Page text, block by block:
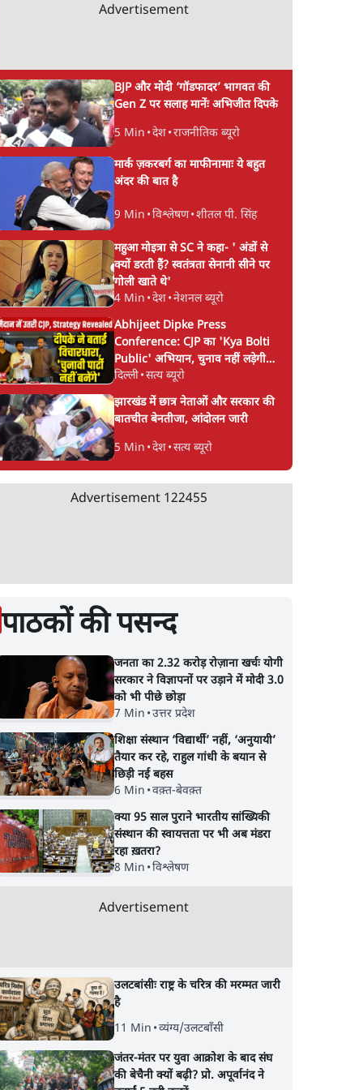
Sangh Parivar Rift!
Yogi आपस में क्यों भिड़े?
Advertisement
BJP और मोदी ‘गॉडफादर’ भागवत की
Gen Z पर सलाह मानेंः अभिजीत दिपके
5 Min •देश•राजनीतिक ब्यूरो
मार्क ज़करबर्ग का माफीनामाः ये बहुत
अंदर की बात है
9 Min •विश्लेषण•शीतल पी. सिंह
महुआ मोइत्रा से SC ने कहा- ' अंडों से
क्यों डरती हैं? स्वतंत्रता सेनानी सीने पर
गोली खाते थे'
4 Min •देश•नेशनल ब्यूरो
Abhijeet Dipke Press
Conference: CJP का 'Kya Bolti
Public' अभियान, चुनाव नहीं लड़ेगी
CJP!
दिल्ली•सत्य ब्यूरो
झारखंड में छात्र नेताओं और सरकार की
बातचीत बेनतीजा, आंदोलन जारी
5 Min •देश•सत्य ब्यूरो
Advertisement 122455
पाठकों की पसन्द
जनता का 2.32 करोड़ रोज़ाना खर्चः योगी
सरकार ने विज्ञापनों पर उड़ाने में मोदी 3.0
को भी पीछे छोड़ा
7 Min •उत्तर प्रदेश
शिक्षा संस्थान ‘विद्यार्थी’ नहीं, ‘अनुयायी’
तैयार कर रहे, राहुल गांधी के बयान से
छिड़ी नई बहस
6 Min •वक़्त-बेवक़्त
क्या 95 साल पुराने भारतीय सांख्यिकी
संस्थान की स्वायत्तता पर भी अब मंडरा
रहा ख़तरा?
8 Min •विश्लेषण
Advertisement
उलटबांसीः राष्ट्र के चरित्र की मरम्मत जारी
है
11 Min •व्यंग्य/उलटबाँसी
जंतर-मंतर पर युवा आक्रोश के बाद संघ
की बेचैनी क्यों बढ़ी? प्रो. अपूर्वानंद ने